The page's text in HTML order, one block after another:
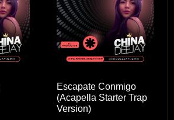
Escapate Conmigo
(Acapella Starter Trap
Version)